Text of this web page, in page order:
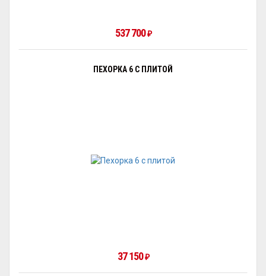
537 700 ₽
ПЕХОРКА 6 С ПЛИТОЙ
37 150 ₽